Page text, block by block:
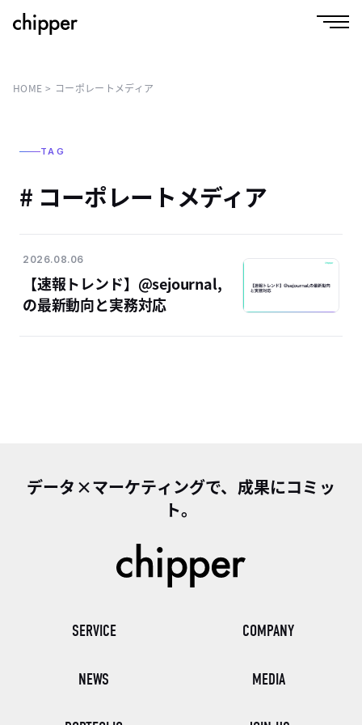
HOME コーポレートメディア
TAG
# コーポレートメディア
2026.08.06
【速報トレンド】@sejournal,
の最新動向と実務対応
データ×マーケティングで、成果にコミッ
ト。
SERVICE COMPANY
NEWS MEDIA